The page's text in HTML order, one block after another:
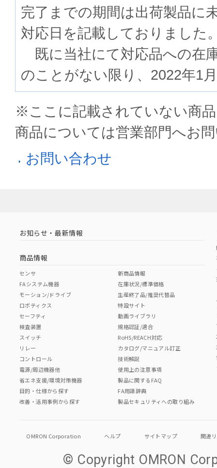
完了までの期間は出荷製品に
対応日を記載しておりました
既に当社にて対応品への在
のことがない限り、2022年1
※ここに記載されていない商
商品については営業部門へお
お問い合わせ
お知らせ・最新情報
商品情報
センサ
FAシステム機器
モーション/ドライブ
ロボティクス
セーフティ
検査装置
スイッチ
リレー
コントロール
電源/周辺機器他
省エネ支援/環境対策機器
目的・仕様から探す
改善・活用事例から探す
新商品情報
在庫状況/標準価格
生産終了品/推奨代替品
特設サイト
動画ライブラリ
規格認証/適合
RoHS/REACH対応
カタログ/マニュアル訂正
技術解説
使用上の注意事項
製品に関するFAQ
FA用語辞典
製品セキュリティへの取り組み
OMRON Corporation ヘルプ サイトマップ 関連
© Copyright OMRON